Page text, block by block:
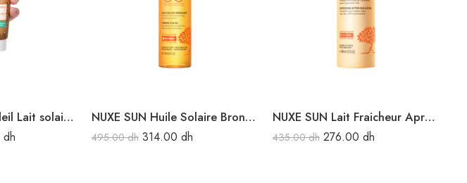
Vichy Capital Soleil Lait solaire éco-conçu SPF50+200 ml
dh
NUXE SUN Huile Solaire Bronzante Haute Protection SPF50 visage et corps 150ML
495.00dh 314.00 dh
NUXE SUN Lait Fraicheur Après-Soleil visage et corps 400ML
435.00dh 276.00 dh